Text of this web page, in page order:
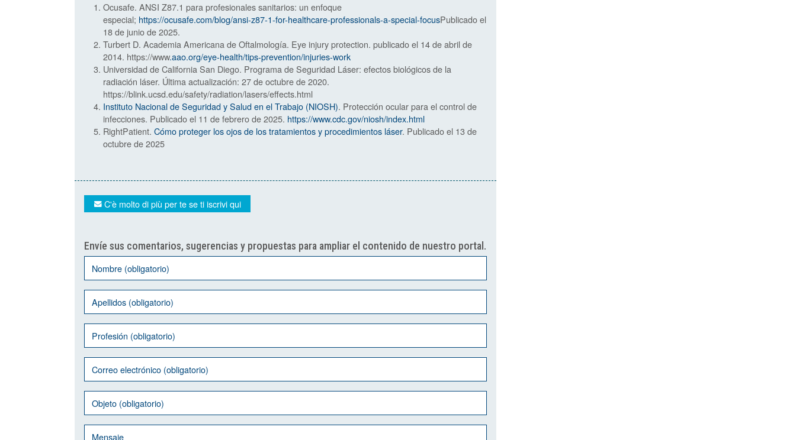
Ocusafe. ANSI Z87.1 para profesionales sanitarios: un enfoque
especial; https://ocusafe.com/blog/ansi-z87-1-for-healthcare-professionals-a-special-focusPublicado el
18 de junio de 2025.
Turbert D. Academia Americana de Oftalmología. Eye injury protection. publicado el 14 de abril de
2014. https://www.aao.org/eye-health/tips-prevention/injuries-work
Universidad de California San Diego. Programa de Seguridad Láser: efectos biológicos de la
radiación láser. Última actualización: 27 de octubre de 2020.
https://blink.ucsd.edu/safety/radiation/lasers/effects.html
Instituto Nacional de Seguridad y Salud en el Trabajo (NIOSH). Protección ocular para el control de
infecciones. Publicado el 11 de febrero de 2025. https://www.cdc.gov/niosh/index.html
RightPatient. Cómo proteger los ojos de los tratamientos y procedimientos láser. Publicado el 13 de
octubre de 2025
C'è molto di più per te se ti iscrivi qui
Envíe sus comentarios, sugerencias y propuestas para ampliar el contenido de nuestro portal.